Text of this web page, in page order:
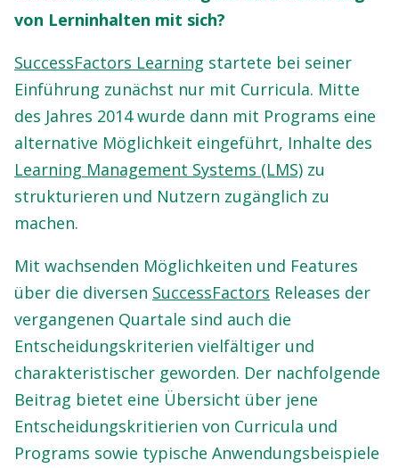
von Lerninhalten mit sich?
SuccessFactors Learning startete bei seiner
Einführung zunächst nur mit Curricula. Mitte
des Jahres 2014 wurde dann mit Programs eine
alternative Möglichkeit eingeführt, Inhalte des
Learning Management Systems (LMS) zu
strukturieren und Nutzern zugänglich zu
machen.
Mit wachsenden Möglichkeiten und Features
über die diversen SuccessFactors Releases der
vergangenen Quartale sind auch die
Entscheidungskriterien vielfältiger und
charakteristischer geworden. Der nachfolgende
Beitrag bietet eine Übersicht über jene
Entscheidungskritierien von Curricula und
Programs sowie typische Anwendungsbeispiele